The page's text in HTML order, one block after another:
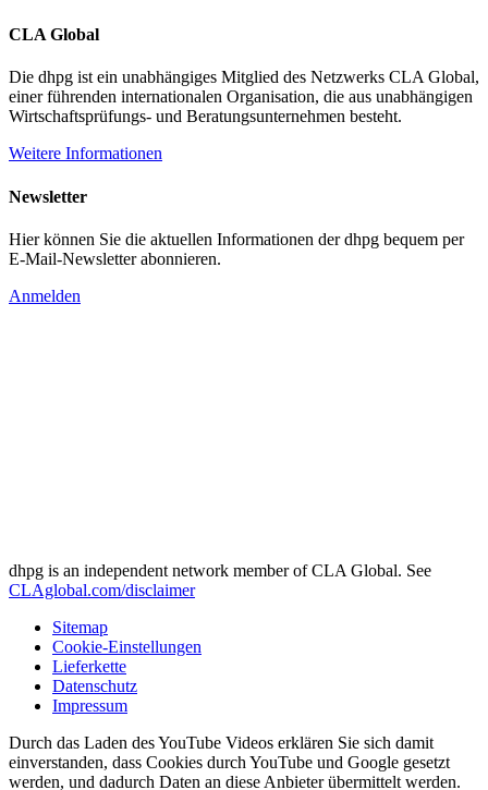
CLA Global
Die dhpg ist ein unabhängiges Mitglied des Netzwerks CLA Global,
einer führenden internationalen Organisation, die aus unabhängigen
Wirtschaftsprüfungs- und Beratungsunternehmen besteht.
Weitere Informationen
Newsletter
Hier können Sie die aktuellen Informationen der dhpg bequem per
E-Mail-Newsletter abonnieren.
Anmelden
dhpg is an independent network member of CLA Global. See
CLAglobal.com/disclaimer
Sitemap
Cookie-Einstellungen
Lieferkette
Datenschutz
Impressum
Durch das Laden des YouTube Videos erklären Sie sich damit
einverstanden, dass Cookies durch YouTube und Google gesetzt
werden, und dadurch Daten an diese Anbieter übermittelt werden.